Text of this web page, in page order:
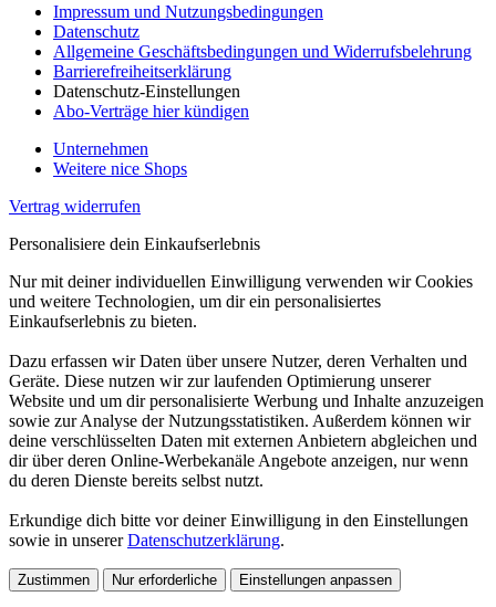
Impressum und Nutzungsbedingungen
Datenschutz
Allgemeine Geschäftsbedingungen und Widerrufsbelehrung
Barrierefreiheitserklärung
Datenschutz-Einstellungen
Abo-Verträge hier kündigen
Unternehmen
Weitere nice Shops
Vertrag widerrufen
Personalisiere dein Einkaufserlebnis
Nur mit deiner individuellen Einwilligung verwenden wir Cookies
und weitere Technologien, um dir ein personalisiertes
Einkaufserlebnis zu bieten.
Dazu erfassen wir Daten über unsere Nutzer, deren Verhalten und
Geräte. Diese nutzen wir zur laufenden Optimierung unserer
Website und um dir personalisierte Werbung und Inhalte anzuzeigen
sowie zur Analyse der Nutzungsstatistiken. Außerdem können wir
deine verschlüsselten Daten mit externen Anbietern abgleichen und
dir über deren Online-Werbekanäle Angebote anzeigen, nur wenn
du deren Dienste bereits selbst nutzt.
Erkundige dich bitte vor deiner Einwilligung in den Einstellungen
sowie in unsererDatenschutzerklärung.
Zustimmen Nur erforderliche Einstellungen anpassen